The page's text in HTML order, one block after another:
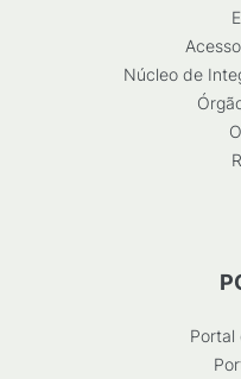
Núcleo de
Portal